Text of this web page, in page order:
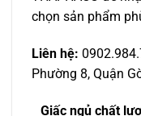
chọn sản phẩm
Liên hệ:
Phường 8, Quận
Giấc ngủ chất